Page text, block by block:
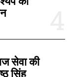
सेवा की
सिंह